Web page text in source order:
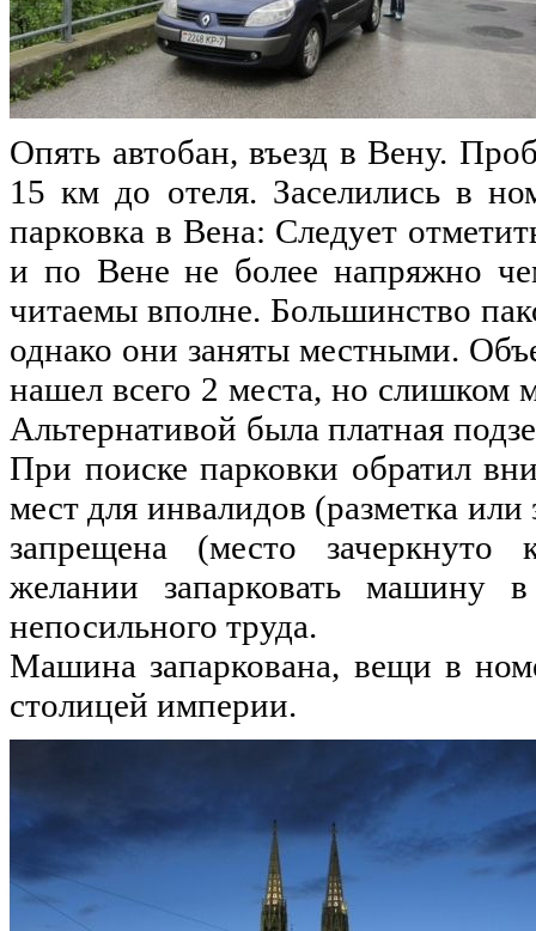
Опять автобан, въезд в Вену.
15 км до отеля. Заселились в
парковка в Вена: Следует
и по Вене не более напряжно
читаемы вполне. Большинство
однако они заняты местными.
нашел всего 2 места, но слишком
Альтернативой была платная
При поиске парковки обратил
мест для инвалидов (разметка
запрещена (место
желании запарковать
непосильного труда.
Машина запаркована, вещи в
столицей империи.